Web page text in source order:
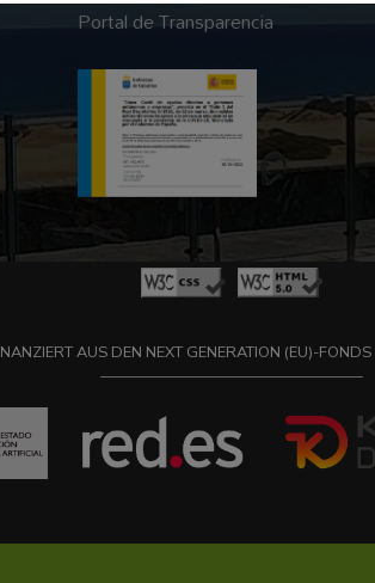
Portal de Transparencia
AUS DEN NEXT GENERATION (EU)-